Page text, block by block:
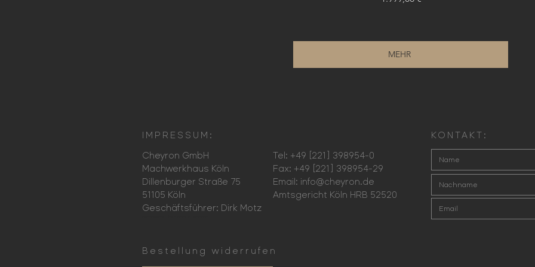
MEHR
IMPRESSUM:
Cheyron GmbH
Machwerkhaus Köln
Dillenburger Straße 75
51105 Köln
Geschäftsführer: Dirk Motz
Tel: +49 [221] 398954-0
Fax: +49 [221] 398954-29
Email: info@cheyron.de
Amtsgericht Köln HRB 52520
Bestellung widerrufen
KONTAKT: